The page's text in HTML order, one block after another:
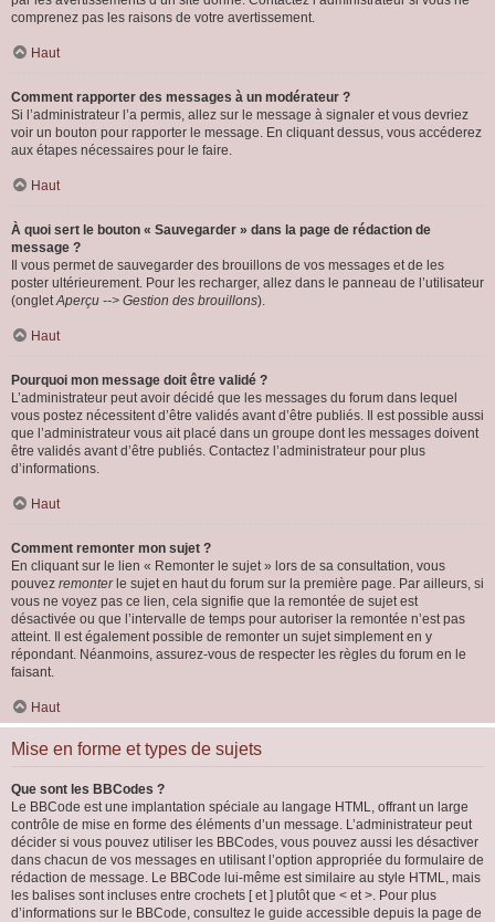
comprenez pas les raisons de votre avertissement.
Haut
Comment rapporter des messages à un modérateur ?
Si l’administrateur l’a permis, allez sur le message à signaler et vous devriez
voir un bouton pour rapporter le message. En cliquant dessus, vous accéderez
aux étapes nécessaires pour le faire.
Haut
À quoi sert le bouton « Sauvegarder » dans la page de rédaction de
message ?
Il vous permet de sauvegarder des brouillons de vos messages et de les
poster ultérieurement. Pour les recharger, allez dans le panneau de l’utilisateur
(ongletAperçu --> Gestion des brouillons).
Haut
Pourquoi mon message doit être validé ?
L’administrateur peut avoir décidé que les messages du forum dans lequel
vous postez nécessitent d’être validés avant d’être publiés. Il est possible aussi
que l’administrateur vous ait placé dans un groupe dont les messages doivent
être validés avant d’être publiés. Contactez l’administrateur pour plus
d’informations.
Haut
Comment remonter mon sujet ?
En cliquant sur le lien « Remonter le sujet » lors de sa consultation, vous
pouvez remonterle sujet en haut du forum sur la première page. Par ailleurs, si
vous ne voyez pas ce lien, cela signifie que la remontée de sujet est
désactivée ou que l’intervalle de temps pour autoriser la remontée n’est pas
atteint. Il est également possible de remonter un sujet simplement en y
répondant. Néanmoins, assurez-vous de respecter les règles du forum en le
faisant.
Haut
Mise en forme et types de sujets
Que sont les BBCodes ?
Le BBCode est une implantation spéciale au langage HTML, offrant un large
contrôle de mise en forme des éléments d’un message. L’administrateur peut
décider si vous pouvez utiliser les BBCodes, vous pouvez aussi les désactiver
dans chacun de vos messages en utilisant l’option appropriée du formulaire de
rédaction de message. Le BBCode lui-même est similaire au style HTML, mais
les balises sont incluses entre crochets [ et ] plutôt que < et >. Pour plus
d’informations sur le BBCode, consultez le guide accessible depuis la page de